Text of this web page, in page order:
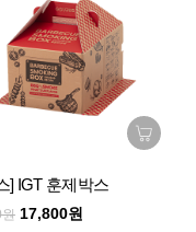
] IGT 훈제박스
17,800원